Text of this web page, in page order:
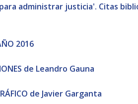
administrar justicia'. Citas
2016
de Leandro Gauna
de Javier Garganta